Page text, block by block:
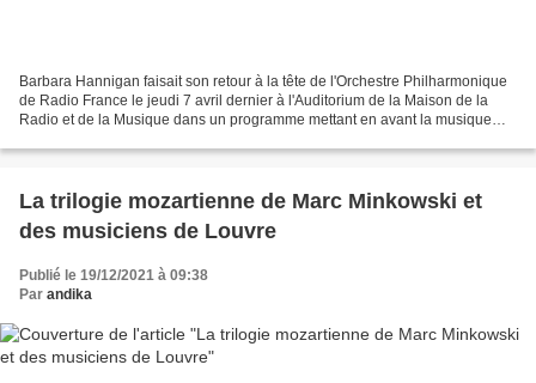
Barbara Hannigan faisait son retour à la tête de l'Orchestre Philharmonique
de Radio France le jeudi 7 avril dernier à l'Auditorium de la Maison de la
Radio et de la Musique dans un programme mettant en avant la musique
La trilogie mozartienne de Marc Minkowski et
des musiciens de Louvre
Publié le 19/12/2021 à 09:38
Par andika